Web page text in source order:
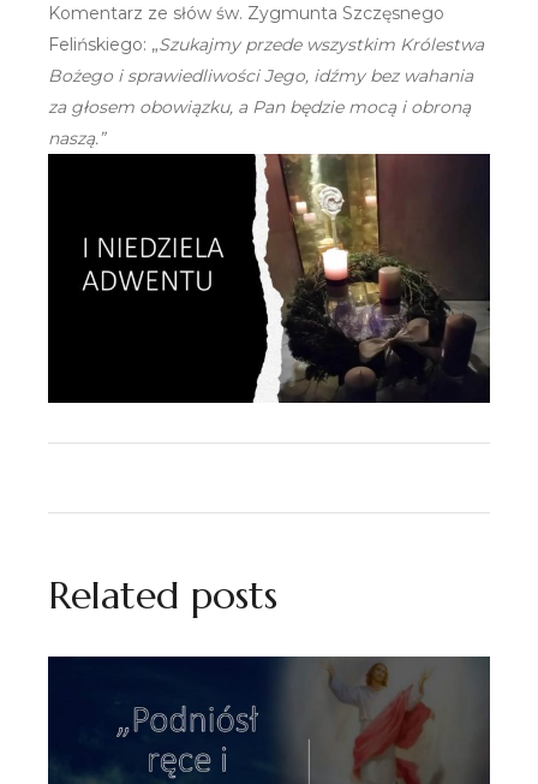
Komentarz ze słów św. Zygmunta Szczęsnego
Felińskiego: „Szukajmy przede wszystkim Królestwa
Bożego i sprawiedliwości Jego, idźmy bez wahania
za głosem obowiązku, a Pan będzie mocą i obroną
naszą.”
Related posts